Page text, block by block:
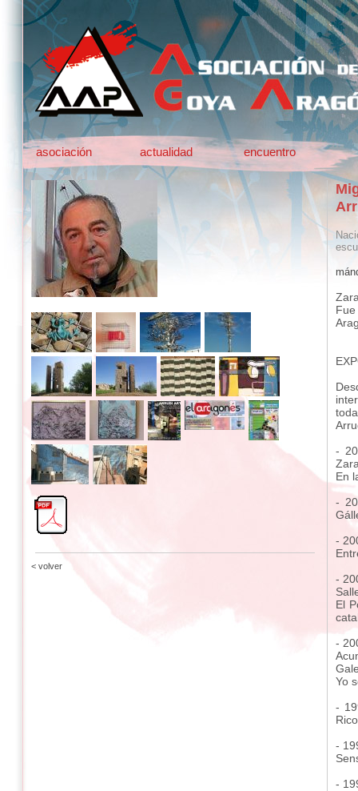
asociación actualidad encuentro
< volver
-
En
-
-
-
El
-
Yo
-
-
-